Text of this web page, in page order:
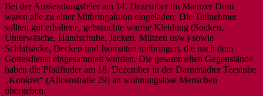
Bei der Aussendungsfeier am 14. Dezember im Mainzer Dom
waren alle zu einer Mitbringaktion eingeladen: Die Teilnehmer
sollten gut erhaltene, gebrauchte warme Kleidung (Socken,
Unterwäsche, Handschuhe, Jacken, Mützen usw.) sowie
Schlafsäcke, Decken und Isomatten mitbringen, die nach dem
Gottesdienst eingesammelt wurden. Die gesammelten Gegenstände
haben die Pfadfinder am 18. Dezember in der Darmstädter Teestube
„Konkret“ (Alicenstraße 29) an wohnungslose Menschen
übergeben.